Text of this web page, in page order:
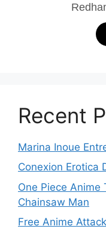
Recent
Marina Inoue
Conexion Erotica
One Piece Anime
Chainsaw Man
Free Anime